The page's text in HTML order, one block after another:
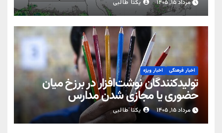
مرداد ۱۵, ۱۴۰۵ یکتا طالبی
اخبار فرهنگی اخبار ویژه
تولیدکنندگان نوشت‌افزار در برزخ میان
حضوری یا مجازی شدن مدارس
مرداد ۱۵, ۱۴۰۵ یکتا طالبی